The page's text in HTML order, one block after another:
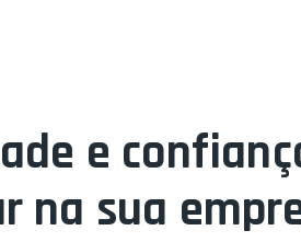
e
na sua